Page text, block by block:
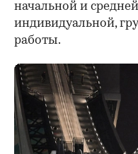
начальной и
индивидуальной,
работы.